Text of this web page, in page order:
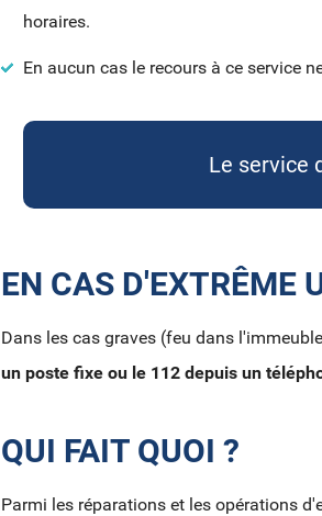
horaires.
En aucun cas le recours à ce service
Le service
EN CAS D'EXTRÊME
Dans les cas graves (feu dans
un poste fixe ou le 112 depuis un
QUI FAIT QUOI ?
Parmi les réparations et les opérations